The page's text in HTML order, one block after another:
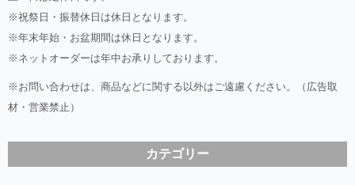
※祝祭日・振替休日は休日となります。
※年末年始・お盆期間は休日となります。
※ネットオーダーは年中お承りしております。
※お問い合わせは、商品などに関する以外はご遠慮ください。（広告取
材・営業禁止）
カテゴリー